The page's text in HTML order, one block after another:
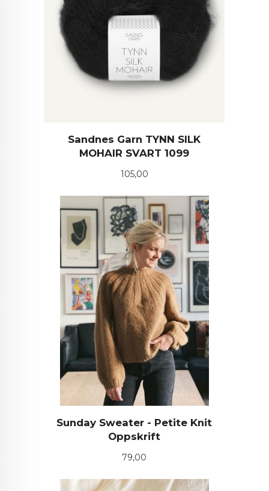
Sandnes Garn TYNN SILK
MOHAIR SVART 1099
Pris
105,00
Sunday Sweater - Petite Knit
Oppskrift
Pris
79,00